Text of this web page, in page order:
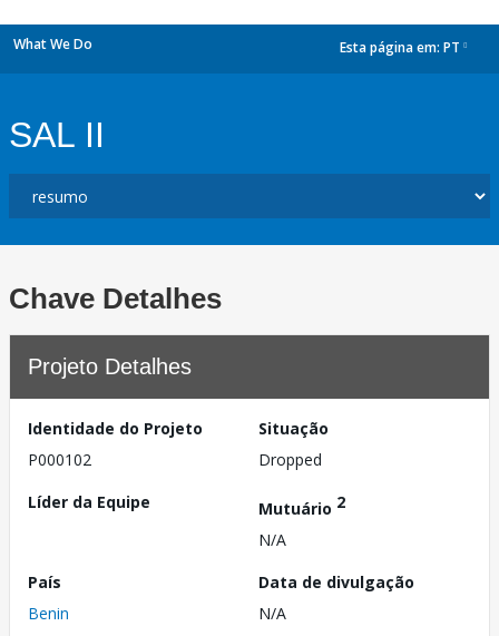
What We Do Esta página em: PT
SAL II
Chave Detalhes
Projeto Detalhes
Identidade do Projeto
P000102
Situação
Dropped
Líder da Equipe
Mutuário 2
N/A
País
Benin
Data de divulgação
N/A